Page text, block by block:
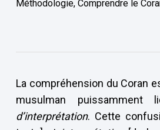
Méthodologie, Comprendre le
La compréhension du Coran
musulman
d’interprétation. Cette